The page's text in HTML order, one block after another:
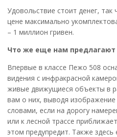
Удовольствие стоит денег, так
цене максимально
– 1 миллион гривен.
Что же еще нам предлагают
Впервые в классе Пежо 508
видения с инфракрасной
живые движущиеся объекты в
вам о них, выводя
словами, если на дорогу
или к лесной трассе
этом предупредит. Также здесь